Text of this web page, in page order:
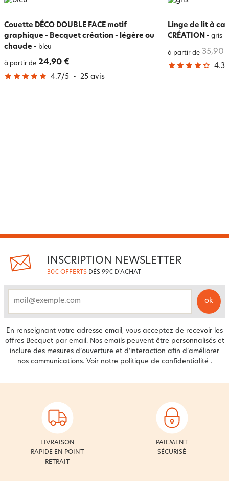
Couette DÉCO DOUBLE FACE motif
graphique - Becquet création - légère ou
chaude - bleu
à partir de 24,90 €
4.7/5 - 25 avis
Linge de lit à
CRÉATION - gris
à partir de 35,90
4.3
INSCRIPTION NEWSLETTER
30€ OFFERTS DÈS 99€ D'ACHAT
ok
En renseignant votre adresse email, vous acceptez de recevoir les
offres Becquet par email. Nos emails peuvent être personnalisés et
inclure des mesures d’ouverture et d’interaction afin d’améliorer
nos communications. Voir notre politique de confidentialité .
LIVRAISON
RAPIDE EN POINT
RETRAIT
PAIEMENT
SÉCURISÉ